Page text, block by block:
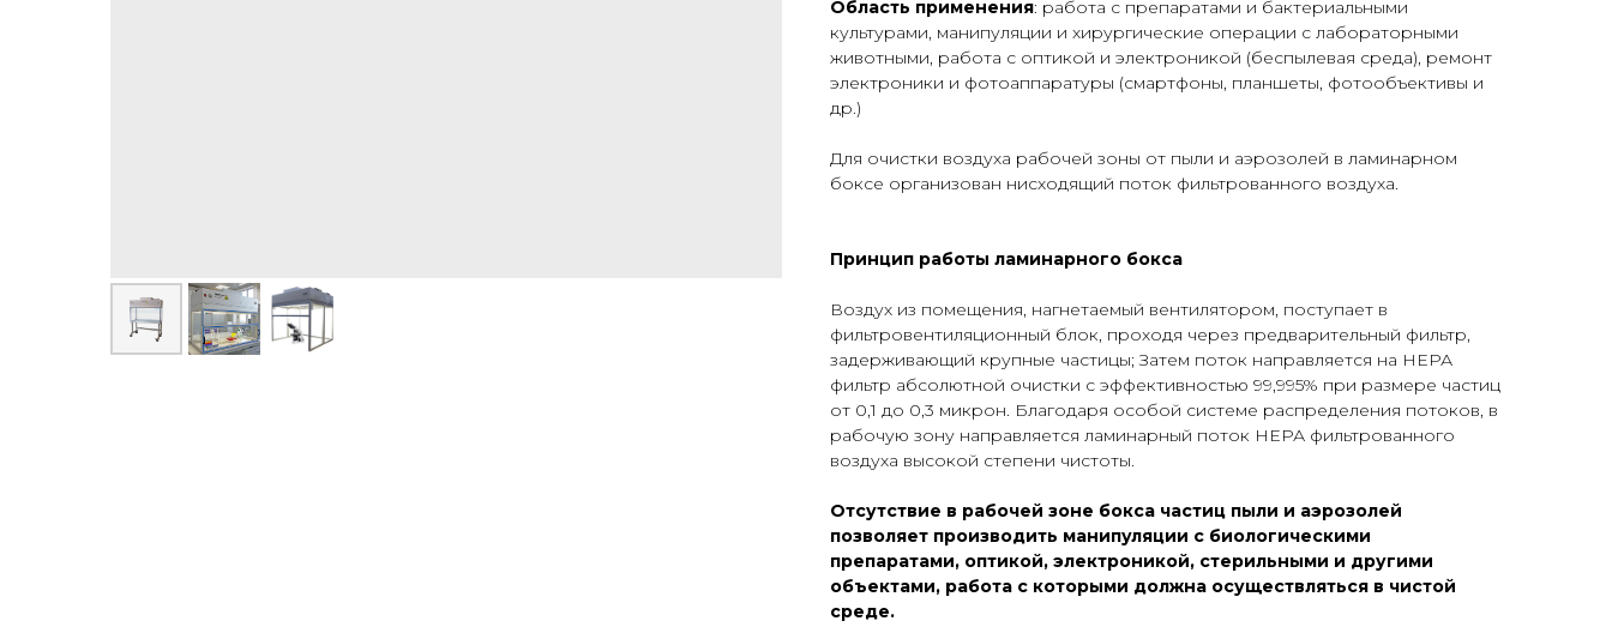
Область применения: работа с препаратами и бактериальными
культурами, манипуляции и хирургические операции с лабораторными
животными, работа с оптикой и электроникой (беспылевая среда), ремонт
электроники и фотоаппаратуры (смартфоны, планшеты, фотообъективы и
др.)
Для очистки воздуха рабочей зоны от пыли и аэрозолей в ламинарном
боксе организован нисходящий поток фильтрованного воздуха.
Принцип работы ламинарного бокса
Воздух из помещения, нагнетаемый вентилятором, поступает в
фильтровентиляционный блок, проходя через предварительный фильтр,
задерживающий крупные частицы; Затем поток направляется на НЕРА
фильтр абсолютной очистки с эффективностью 99,995% при размере частиц
от 0,1 до 0,3 микрон. Благодаря особой системе распределения потоков, в
рабочую зону направляется ламинарный поток НЕРА фильтрованного
воздуха высокой степени чистоты.
Отсутствие в рабочей зоне бокса частиц пыли и аэрозолей
позволяет производить манипуляции с биологическими
препаратами, оптикой, электроникой, стерильными и другими
объектами, работа с которыми должна осуществляться в чистой
среде.